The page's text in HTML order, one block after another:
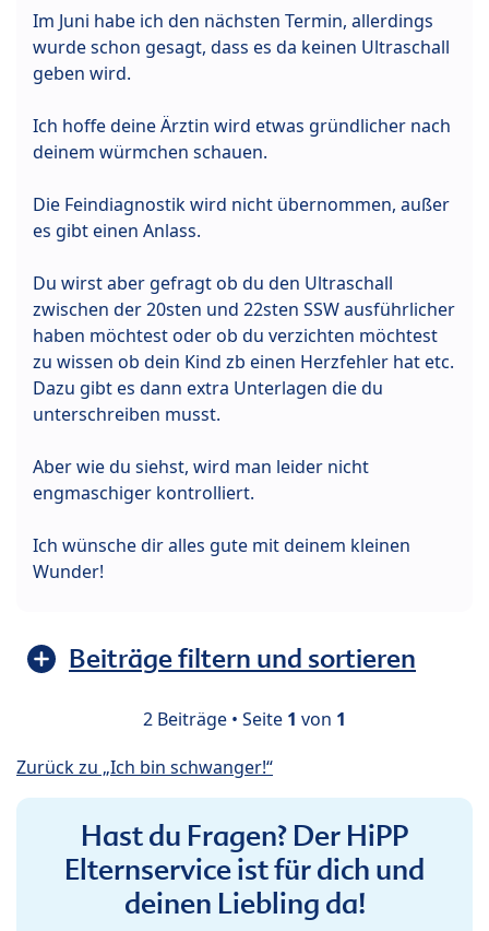
Im Juni habe ich den nächsten Termin, allerdings
wurde schon gesagt, dass es da keinen Ultraschall
geben wird.
Ich hoffe deine Ärztin wird etwas gründlicher nach
deinem würmchen schauen.
Die Feindiagnostik wird nicht übernommen, außer
es gibt einen Anlass.
Du wirst aber gefragt ob du den Ultraschall
zwischen der 20sten und 22sten SSW ausführlicher
haben möchtest oder ob du verzichten möchtest
zu wissen ob dein Kind zb einen Herzfehler hat etc.
Dazu gibt es dann extra Unterlagen die du
unterschreiben musst.
Aber wie du siehst, wird man leider nicht
engmaschiger kontrolliert.
Ich wünsche dir alles gute mit deinem kleinen
Wunder!
Beiträge filtern und sortieren
2 Beiträge • Seite 1 von 1
Zurück zu „Ich bin schwanger!“
Hast du Fragen? Der HiPP
Elternservice ist für dich und
deinen Liebling da!